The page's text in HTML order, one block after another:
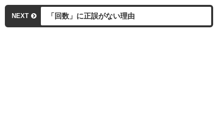
NEXT 「回数」に正誤がない理由